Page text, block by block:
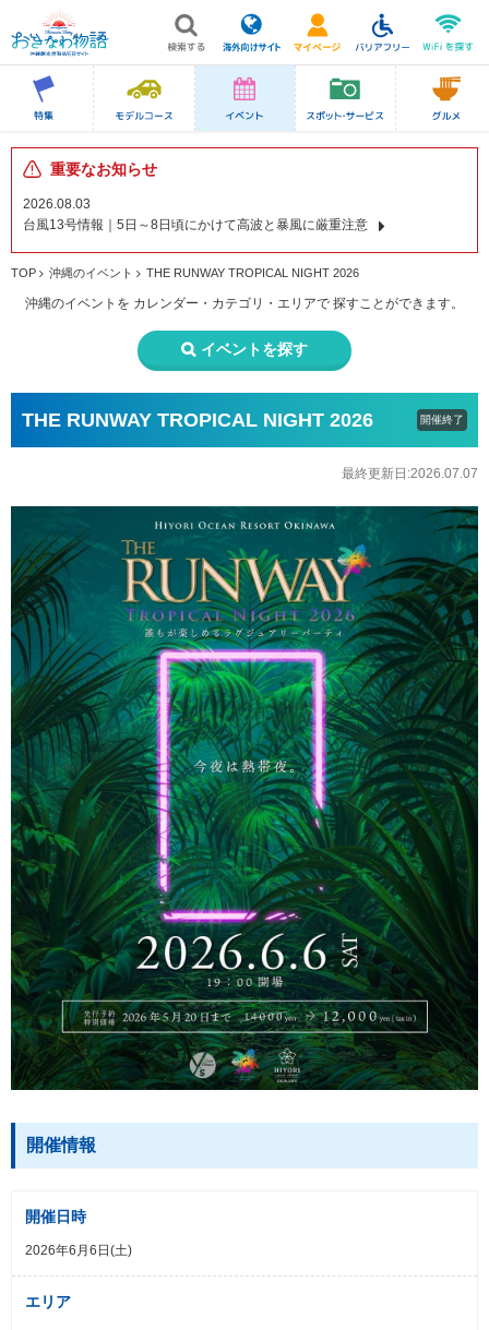
重要なお知らせ
2026.08.03
台風13号情報｜5日～8日頃にかけて高波と暴風に厳重注意
TOP 沖縄のイベント THE RUNWAY TROPICAL NIGHT 2026
沖縄のイベントを カレンダー・カテゴリ・エリアで 探すことができます。
イベントを探す
THE RUNWAY TROPICAL NIGHT 2026 開催終了
最終更新日:2026.07.07
開催情報
開催日時
2026年6月6日(土)
エリア